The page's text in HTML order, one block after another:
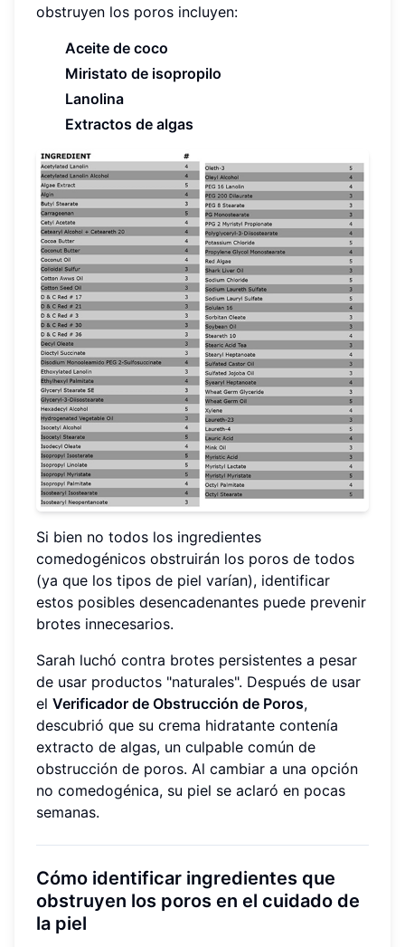
obstruyen los poros incluyen:
Aceite de coco
Miristato de isopropilo
Lanolina
Extractos de algas
Si bien no todos los ingredientes
comedogénicos obstruirán los poros de todos
(ya que los tipos de piel varían), identificar
estos posibles desencadenantes puede prevenir
brotes innecesarios.
Sarah luchó contra brotes persistentes a pesar
de usar productos "naturales". Después de usar
el Verificador de Obstrucción de Poros,
descubrió que su crema hidratante contenía
extracto de algas, un culpable común de
obstrucción de poros. Al cambiar a una opción
no comedogénica, su piel se aclaró en pocas
semanas.
Cómo identificar ingredientes que
obstruyen los poros en el cuidado de
la piel